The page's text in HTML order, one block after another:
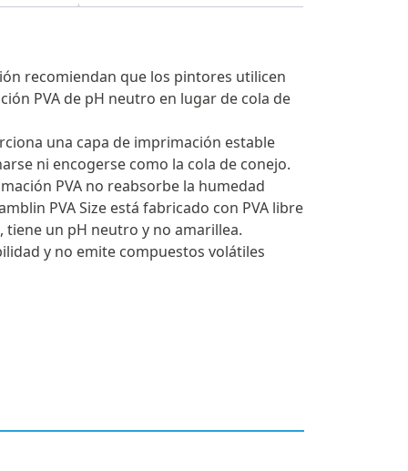
recomiendan que los pintores utilicen
PVA de pH neutro en lugar de cola de
una capa de imprimación estable
ni encogerse como la cola de conejo.
PVA no reabsorbe la humedad
PVA Size está fabricado con PVA libre
un pH neutro y no amarillea.
y no emite compuestos volátiles